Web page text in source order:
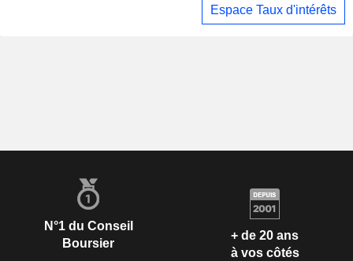
Espace Taux d'intérêts
N°1 du Conseil
Boursier
+ de 20 ans
à vos côtés